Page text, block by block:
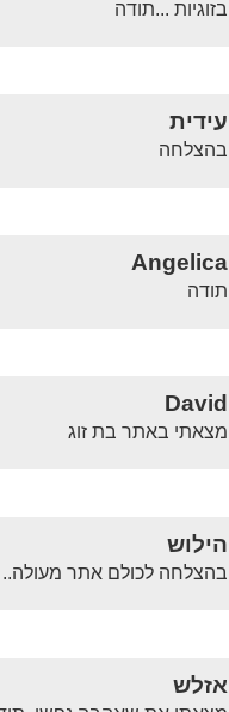
בזוגיות ...תודה
עידית
בהצלחה
Angelica
תודה
David
מצאתי באתר בת זוג
הילוש
בהצלחה לכולם אתר מעולה..
אזלש